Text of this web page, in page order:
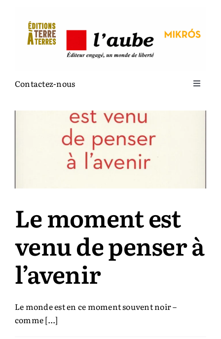
contenu
Contactez-nous
Toggle
La maison
Terre à terres
Bibliothèque des territoires
Équipe
Le moment est
venu de penser à
l’avenir
Le monde est en ce moment souvent noir –
comme [...]